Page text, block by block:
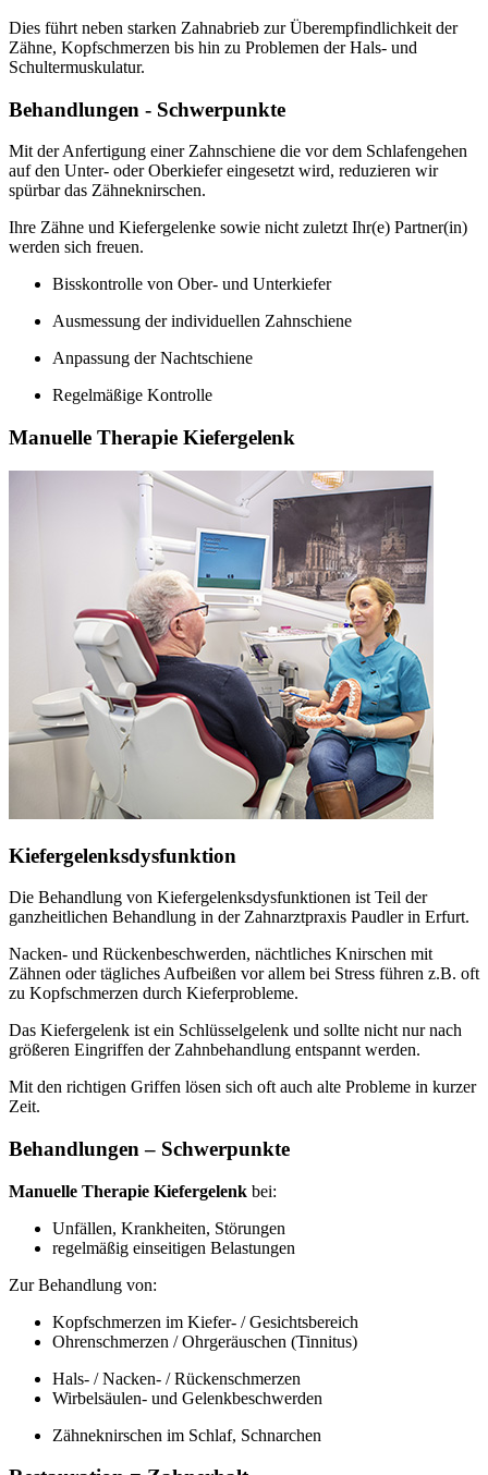
Dies führt neben starken Zahnabrieb zur Überempfindlichkeit der
Zähne, Kopfschmerzen bis hin zu Problemen der Hals- und
Schultermuskulatur.
Behandlungen - Schwerpunkte
Mit der Anfertigung einer Zahnschiene die vor dem Schlafengehen
auf den Unter- oder Oberkiefer eingesetzt wird, reduzieren wir
spürbar das Zähneknirschen.
Ihre Zähne und Kiefergelenke sowie nicht zuletzt Ihr(e) Partner(in)
werden sich freuen.
Bisskontrolle von Ober- und Unterkiefer
Ausmessung der individuellen Zahnschiene
Anpassung der Nachtschiene
Regelmäßige Kontrolle
Manuelle Therapie Kiefergelenk
Kiefergelenksdysfunktion
Die Behandlung von Kiefergelenksdysfunktionen ist Teil der
ganzheitlichen Behandlung in der Zahnarztpraxis Paudler in Erfurt.
Nacken- und Rückenbeschwerden, nächtliches Knirschen mit
Zähnen oder tägliches Aufbeißen vor allem bei Stress führen z.B. oft
zu Kopfschmerzen durch Kieferprobleme.
Das Kiefergelenk ist ein Schlüsselgelenk und sollte nicht nur nach
größeren Eingriffen der Zahnbehandlung entspannt werden.
Mit den richtigen Griffen lösen sich oft auch alte Probleme in kurzer
Zeit.
Behandlungen – Schwerpunkte
Manuelle Therapie Kiefergelenk bei:
Unfällen, Krankheiten, Störungen
regelmäßig einseitigen Belastungen
Zur Behandlung von:
Kopfschmerzen im Kiefer- / Gesichtsbereich
Ohrenschmerzen / Ohrgeräuschen (Tinnitus)
Hals- / Nacken- / Rückenschmerzen
Wirbelsäulen- und Gelenkbeschwerden
Zähneknirschen im Schlaf, Schnarchen